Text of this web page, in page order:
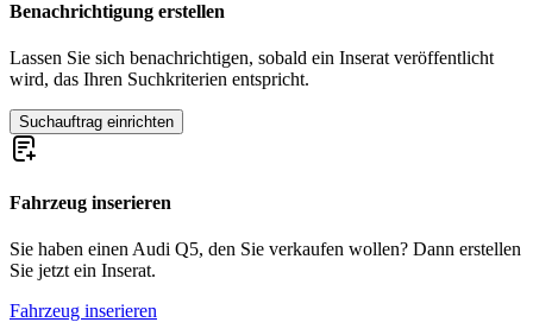
Benachrichtigung erstellen
Lassen Sie sich benachrichtigen, sobald ein Inserat veröffentlicht
wird, das Ihren Suchkriterien entspricht.
Suchauftrag einrichten
Fahrzeug inserieren
Sie haben einen Audi Q5, den Sie verkaufen wollen? Dann erstellen
Sie jetzt ein Inserat.
Fahrzeug inserieren